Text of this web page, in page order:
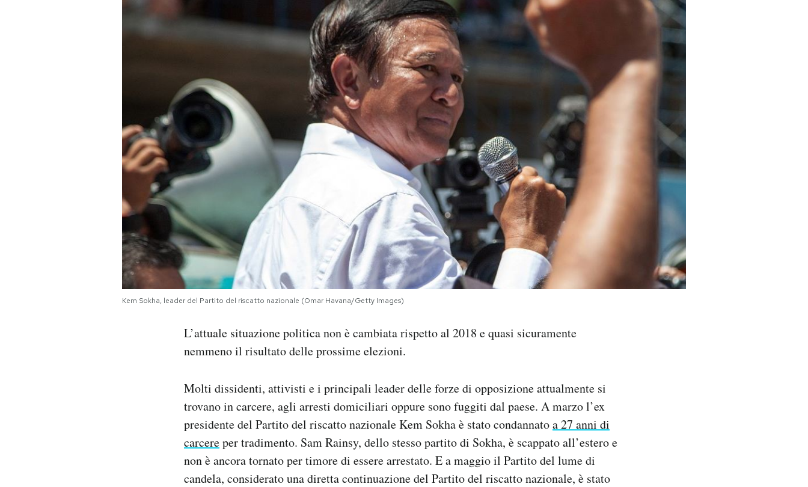
Kem Sokha, leader del Partito del riscatto nazionale (Omar Havana/Getty Images)
L’attuale situazione politica non è cambiata rispetto al 2018 e quasi sicuramente
nemmeno il risultato delle prossime elezioni.
Molti dissidenti, attivisti e i principali leader delle forze di opposizione attualmente si
trovano in carcere, agli arresti domiciliari oppure sono fuggiti dal paese. A marzo l’ex
presidente del Partito del riscatto nazionale Kem Sokha è stato condannatoa 27 anni di
carcereper tradimento. Sam Rainsy, dello stesso partito di Sokha, è scappato all’estero e
non è ancora tornato per timore di essere arrestato. E a maggio il Partito del lume di
candela, considerato una diretta continuazione del Partito del riscatto nazionale, è stato